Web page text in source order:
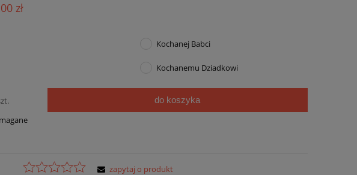
płatności
zł
Kochanej Babci
Kochanemu Dziadkowi
do koszyka
zapytaj o produkt